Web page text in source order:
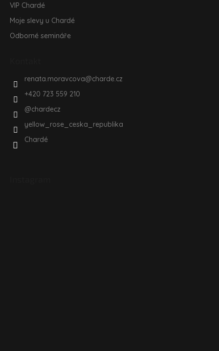
VIP Chardé
Moje slevy u Chardé
Odborné semináře
renata.moravcova@charde.cz
+420 723 559 210
@chardecz
yellow_rose_ceska_republika
Chardé